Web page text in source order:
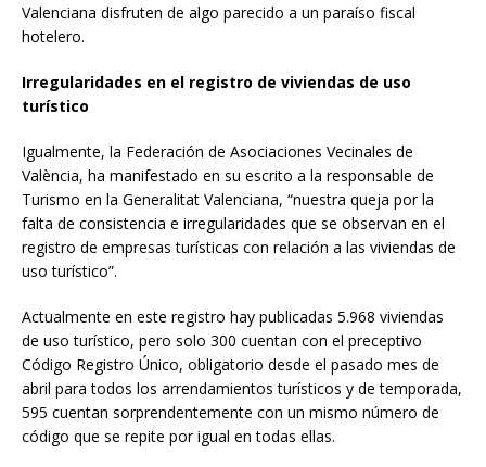
Valenciana disfruten de algo parecido a un paraíso fiscal
hotelero.
Irregularidades en el registro de viviendas de uso
turístico
Igualmente, la Federación de Asociaciones Vecinales de
València, ha manifestado en su escrito a la responsable de
Turismo en la Generalitat Valenciana, “nuestra queja por la
falta de consistencia e irregularidades que se observan en el
registro de empresas turísticas con relación a las viviendas de
uso turístico”.
Actualmente en este registro hay publicadas 5.968 viviendas
de uso turístico, pero solo 300 cuentan con el preceptivo
Código Registro Único, obligatorio desde el pasado mes de
abril para todos los arrendamientos turísticos y de temporada,
595 cuentan sorprendentemente con un mismo número de
código que se repite por igual en todas ellas.